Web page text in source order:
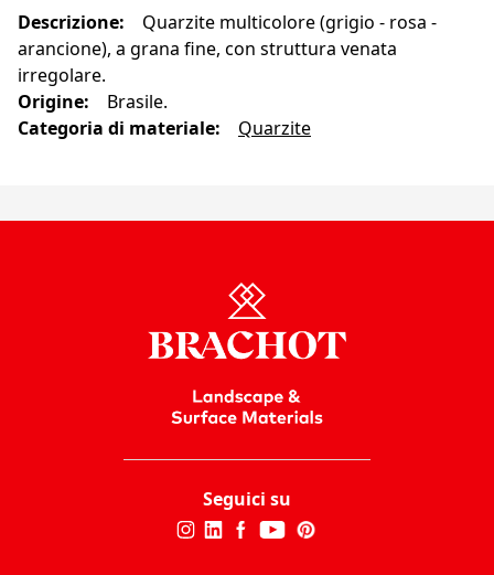
Descrizione:
Quarzite multicolore (grigio - rosa -
arancione), a grana fine, con struttura venata
irregolare.
Origine:
Brasile.
Categoria di materiale: Quarzite
Seguici su